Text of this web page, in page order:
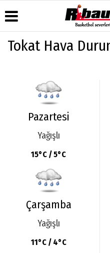
Arşivi
Gazete
Arşivi
Tokat Hava
Pazartesi
Yağışlı
15°C / 5°C
Çarşamba
Yağışlı
11°C / 4°C